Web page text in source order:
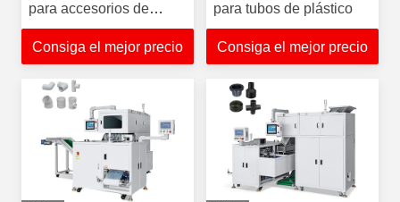
para accesorios de
acero inoxidable
Consiga el mejor precio
para tubos de plástico
Consiga el mejor precio